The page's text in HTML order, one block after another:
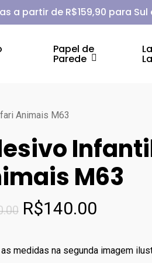
a partir de R$159,90 para Sul
Papel de
Parede
Animais M63
M63
O
original
R$140.00O
atual
medidas na segunda imagem